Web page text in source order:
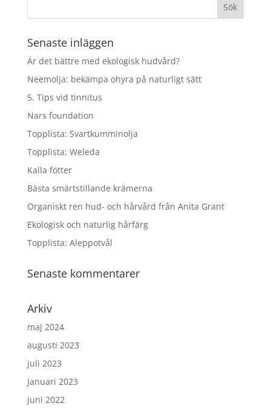
Senaste inläggen
Är det bättre med ekologisk hudvård?
Neemolja: bekämpa ohyra på naturligt sätt
5. Tips vid tinnitus
Nars foundation
Topplista: Svartkumminolja
Topplista: Weleda
Kalla fötter
Bästa smärtstillande krämerna
Organiskt ren hud- och hårvård från Anita Grant
Ekologisk och naturlig hårfärg
Topplista: Aleppotvål
Senaste kommentarer
Arkiv
maj 2024
augusti 2023
juli 2023
januari 2023
juni 2022